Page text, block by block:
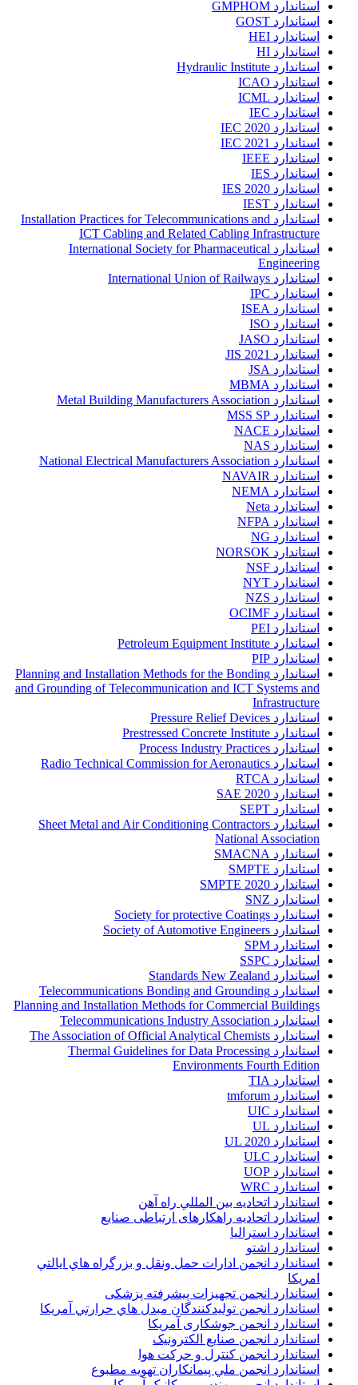
استاندارد GMPHOM
استاندارد GOST
استاندارد HEI
استاندارد HI
استاندارد Hydraulic Institute
استاندارد ICAO
استاندارد ICML
استاندارد IEC
استاندارد IEC 2020
استاندارد IEC 2021
استاندارد IEEE
استاندارد IES
استاندارد IES 2020
استاندارد IEST
استاندارد Installation Practices for Telecommunications and
ICT Cabling and Related Cabling Infrastructure
استاندارد International Society for Pharmaceutical
Engineering
استاندارد International Union of Railways
استاندارد IPC
استاندارد ISEA
استاندارد ISO
استاندارد JASO
استاندارد JIS 2021
استاندارد JSA
استاندارد MBMA
استاندارد Metal Building Manufacturers Association
استاندارد MSS SP
استاندارد NACE
استاندارد NAS
استاندارد National Electrical Manufacturers Association
استاندارد NAVAIR
استاندارد NEMA
استاندارد Neta
استاندارد NFPA
استاندارد NG
استاندارد NORSOK
استاندارد NSF
استاندارد NYT
استاندارد NZS
استاندارد OCIMF
استاندارد PEI
استاندارد Petroleum Equipment Institute
استاندارد PIP
استاندارد Planning and Installation Methods for the Bonding
and Grounding of Telecommunication and ICT Systems and
Infrastructure
استاندارد Pressure Relief Devices
استاندارد Prestressed Concrete Institute
استاندارد Process Industry Practices
استاندارد Radio Technical Commission for Aeronautics
استاندارد RTCA
استاندارد SAE 2020
استاندارد SEPT
استاندارد Sheet Metal and Air Conditioning Contractors
National Association
استاندارد SMACNA
استاندارد SMPTE
استاندارد SMPTE 2020
استاندارد SNZ
استاندارد Society for protective Coatings
استاندارد Society of Automotive Engineers
استاندارد SPM
استاندارد SSPC
استاندارد Standards New Zealand
استاندارد Telecommunications Bonding and Grounding
Planning and Installation Methods for Commercial Buildings
استاندارد Telecommunications Industry Association
استاندارد The Association of Official Analytical Chemists
استاندارد Thermal Guidelines for Data Processing
Environments Fourth Edition
استاندارد TIA
استاندارد tmforum
استاندارد UIC
استاندارد UL
استاندارد UL 2020
استاندارد ULC
استاندارد UOP
استاندارد WRC
استاندارد اتحاديه بين المللي راه آهن
استاندارد اتحادیه راهکارهای ارتباطی صنایع
استاندارد استرالیا
استاندارد اشتو
استاندارد انجمن ادارات حمل ونقل و بزرگراه هاي ايالتي
امريکا
استاندارد انجمن تجهیزات پیشرفته پزشکی
استاندارد انجمن توليدکنندگان مبدل هاي حرارتي آمريکا
استاندارد انجمن جوشکاری آمریکا
استاندارد انجمن صنايع الکترونيک
استاندارد انجمن کنترل و حرکت هوا
استاندارد انجمن ملي پيمانکاران تهويه مطبوع